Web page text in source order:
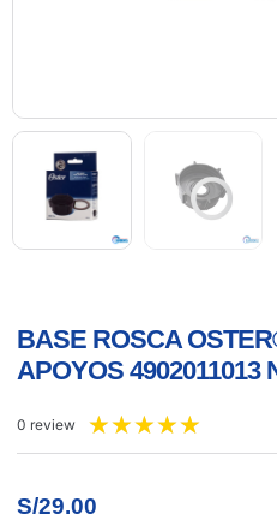
BASE ROSCA
APOYOS 4902011013
0 review ★★★★★
S/29.00